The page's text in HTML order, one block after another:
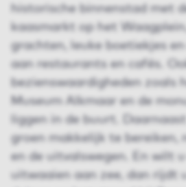
historische binnenstad met
kaasmarkt op het
grachten, leuke boetiekjes
aan restaurants en cafés.
bezienswaardigheden zoals
Museum Alkmaar en de
liggen in de buurt.
groen makkelijk te bereiken,
en de uitvalswegen. En wilt
uitwaaien aan zee, dan rijdt